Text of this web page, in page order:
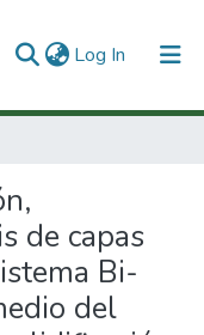
Log In (current)
de capas
Bi-
del